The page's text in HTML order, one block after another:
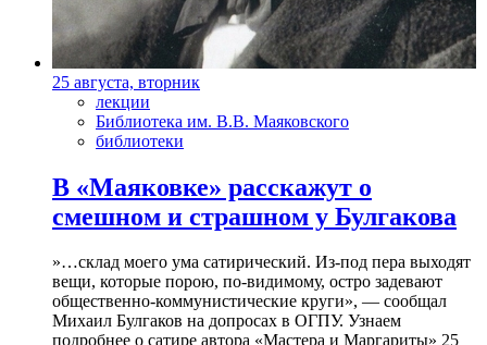
25 августа, вторник
лекции
Библиотека им. В.В. Маяковского
библиотеки
В «Маяковке» расскажут о
смешном и страшном у Булгакова
»…склад моего ума сатирический. Из-под пера выходят
вещи, которые порою, по-видимому, остро задевают
общественно-коммунистические круги», — сообщал
Михаил Булгаков на допросах в ОГПУ. Узнаем
подробнее о сатире автора «Мастера и Маргариты» 25